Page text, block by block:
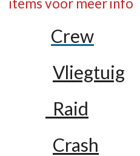
items voor meer info
Crew
Vliegtuig
Raid
Crash